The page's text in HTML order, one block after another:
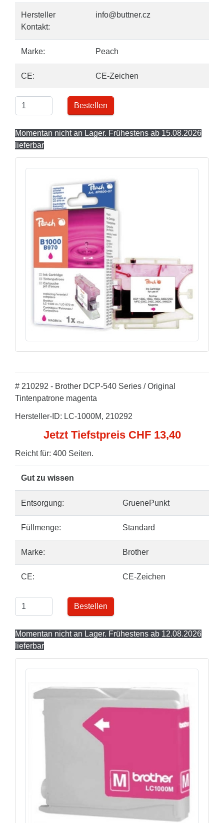
Hersteller
Kontakt:
info@buttner.cz
Marke: Peach
CE: CE-Zeichen
Bestellen
Momentan nicht an Lager. Frühestens ab 15.08.2026
lieferbar
# 210292 - Brother DCP-540 Series / Original
Tintenpatrone magenta
Hersteller-ID: LC-1000M, 210292
Jetzt Tiefstpreis CHF 13,40
Reicht für: 400 Seiten.
Gut zu wissen
Entsorgung: GruenePunkt
Füllmenge: Standard
Marke: Brother
CE: CE-Zeichen
Bestellen
Momentan nicht an Lager. Frühestens ab 12.08.2026
lieferbar